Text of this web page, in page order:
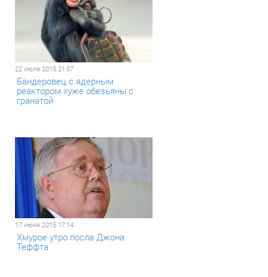
22 июля 2015 21:57
Бандеровец с ядерным
реактором хуже обезьяны с
гранатой
17 июня 2015 17:14
Хмурое утро посла Джона
Теффта